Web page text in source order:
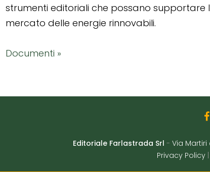
strumenti editoriali che possano supportare
mercato delle energie rinnovabili.
Documenti »
Editoriale Farlastrada Srl - Via Martiri
Privacy Policy